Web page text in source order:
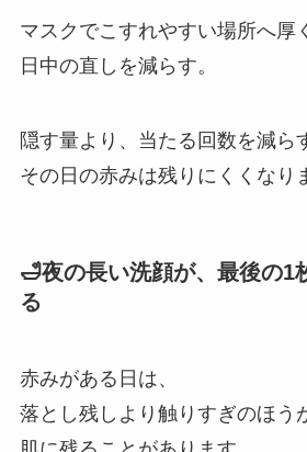
マスクでこすれやすい場所へ厚
日中の直しを減らす。
隠す量より、当たる回数を減ら
その日の赤みは残りにくくなり
🛁夜の長い洗顔が、最後の1
る
赤みがある日は、
落とし残しより触りすぎのほう